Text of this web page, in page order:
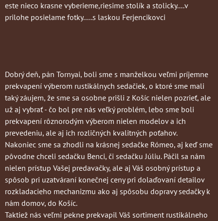
este nieco krasne vyberieme,riesime stolík a stolicky....v
prilohe posielame fotky.....s laskou Ferjencikovci
Dobrý deň, pán Tornyai, boli sme s manželkou veľmi príjemne
prekvapení výberom rustikálnych sedačiek, o ktoré sme mali
taký záujem, že sme sa osobne prišli z Košíc nielen pozrieť, ale
už aj vybrať - čo bol pre nás veľký problém, lebo sme boli
prekvapení rôznorodým výberom nielen modelov a ich
prevedeniu, ale aj ich rozličných kvalitných poťahov.
Nakoniec sme sa zhodli na krásnej sedačke Rómeo, aj keď sme
pôvodne chceli sedačku Benci, či sedačku Júliu. Páčil sa nám
nielen prístup Vašej predavačky, ale aj Váš osobný prístup a
spôsob pri uzatváraní konečnej ceny pri dolaďovaní detailov
rozkladacieho mechanizmu ako aj spôsobu dopravy sedačky k
nám domov, do Košíc.
Taktiež nás veľmi pekne prekvapil Váš sortiment rustikálneho